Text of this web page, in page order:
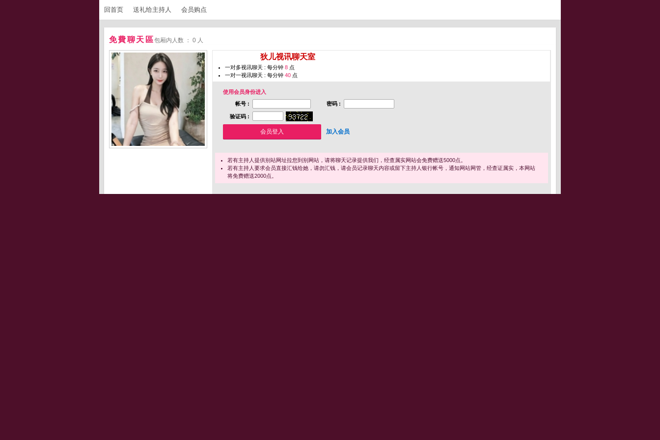
回首页 送礼给主持人 会员购点
免費聊天區包厢内人数 ： 0 人
狄儿视讯聊天室
一对多视讯聊天 : 每分钟 8 点
一对一视讯聊天 : 每分钟 40 点
使用会员身份进入
帐号 :
密码 :
验证码 :
加入会员
若有主持人提供别站网址拉您到别网站，请将聊天记录提供我们，经查属实网站会免费赠送5000点。
若有主持人要求会员直接汇钱给她，请勿汇钱，请会员记录聊天内容或留下主持人银行帐号，通知网站网管，经查证属实，本网站
将免费赠送2000点。